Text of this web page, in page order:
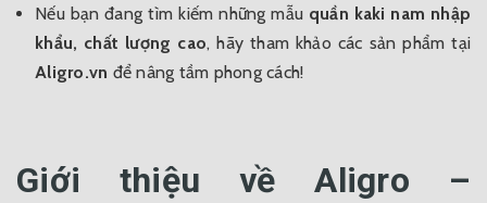
Nếu bạn đang tìm kiếm những mẫu quần kaki nam nhập
khẩu, chất lượng cao, hãy tham khảo các sản phẩm tại
Aligro.vn để nâng tầm phong cách!
Giới thiệu về Aligro –